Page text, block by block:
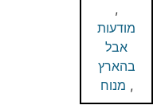
,
מודעות
אבל
בהארץ
, מנוח